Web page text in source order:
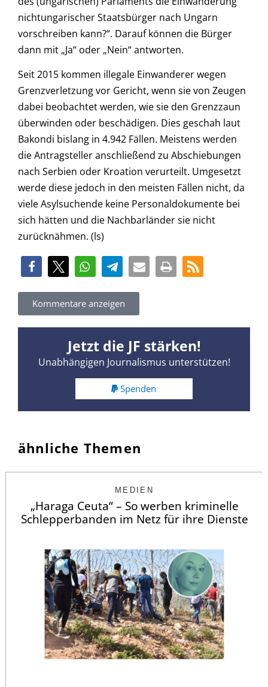
nichtungarischer Staatsbürger nach Ungarn
vorschreiben kann?“. Darauf können die Bürger
dann mit „Ja“ oder „Nein“ antworten.
Seit 2015 kommen illegale Einwanderer wegen
Grenzverletzung vor Gericht, wenn sie von Zeugen
dabei beobachtet werden, wie sie den Grenzzaun
überwinden oder beschädigen. Dies geschah laut
Bakondi bislang in 4.942 Fällen. Meistens werden
die Antragsteller anschließend zu Abschiebungen
nach Serbien oder Kroation verurteilt. Umgesetzt
werde diese jedoch in den meisten Fällen nicht, da
viele Asylsuchende keine Personaldokumente bei
sich hätten und die Nachbarländer sie nicht
zurücknähmen. (ls)
Kommentare anzeigen
Jetzt die JF stärken!
Unabhängigen Journalismus unterstützen!
Spenden
ähnliche Themen
MEDIEN
„Haraga Ceuta“ – So werben kriminelle
Schlepperbanden im Netz für ihre Dienste